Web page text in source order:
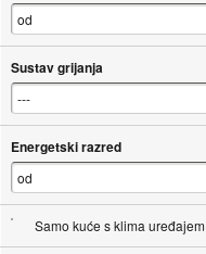
Sustav grijanja
Energetski razred
Samo kuće s klima uređajem